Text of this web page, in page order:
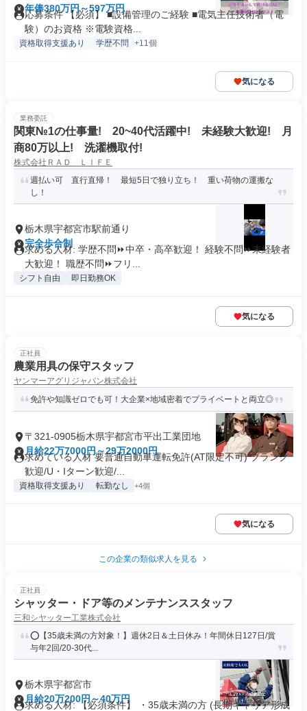
年俸380万円～597万円
応募条件 【必須】 ■設備管理のご経験 ■電気主任技術者（電
験）のお資格 ※電験資格...
資格取得支援あり 学歴不問 +11個
気になる
業務委託
関東№1の仕事量! 20~40代活躍中! 未経験大歓迎! 月
商80万以上! 洗濯機取付!
株式会社ＲＡＤ ＬＩＦＥ
週払い可 直行直帰！ 最短5日で独り立ち！ 重い荷物の運搬な
し！
栃木県宇都宮市駅前通り
完全歩合制
求める人材: 学歴不問⏩中卒・高卒歓迎！ 経験不問⏩未経験者
大歓迎！ 職歴不問⏩フリ...
シフト自由 即日勤務OK
気になる
正社員
農業用具の保守スタッフ
ヤンマーアグリジャパン株式会社
免許や知識ゼロでも可！大企業×地域密着でプライベートと両立◎
〒321-0905栃木県宇都宮市平出工業団地
月給22万7000円～29万2000円
求めている人材 要普通自動車運転免許(AT限定不可) ブランク
歓迎/U・Iターン歓迎/...
資格取得支援あり 転勤なし +4個
気になる
この企業の類似求人を見る
正社員
シャッター・ドア等のメンテナンススタッフ
三和シヤッター工業株式会社
⭕️【35歳未満の方対象！】週休2日＆土日休み！年間休日127日/賞
与年2回/20-30代...
栃木県宇都宮市
月給20万200円～40万円
求める人材: 【必須条件】 ・35歳未満の方 (長期キャリア形成